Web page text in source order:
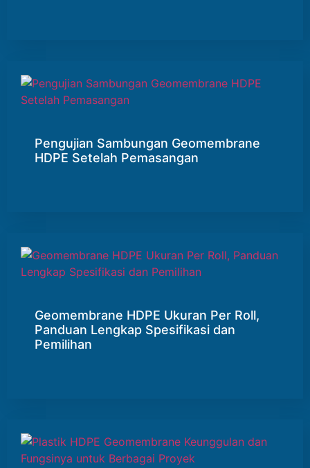
Pengujian Sambungan Geomembrane
HDPE Setelah Pemasangan
Geomembrane HDPE Ukuran Per Roll,
Panduan Lengkap Spesifikasi dan
Pemilihan